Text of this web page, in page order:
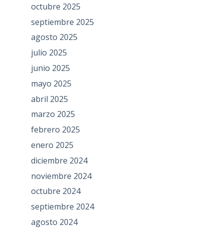
octubre 2025
septiembre 2025
agosto 2025
julio 2025
junio 2025
mayo 2025
abril 2025
marzo 2025
febrero 2025
enero 2025
diciembre 2024
noviembre 2024
octubre 2024
septiembre 2024
agosto 2024